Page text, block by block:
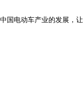
电动车产业的发展，